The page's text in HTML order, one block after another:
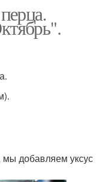
мы добавляем уксус